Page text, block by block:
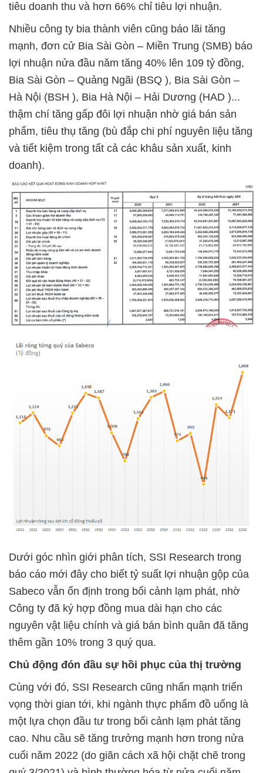
tiêu doanh thu và hơn 66% chỉ tiêu lợi nhuận.
Nhiều công ty bia thành viên cũng báo lãi tăng
mạnh, đơn cử Bia Sài Gòn – Miền Trung (SMB) báo
lợi nhuận nửa đầu năm tăng 40% lên 109 tỷ đồng,
Bia Sài Gòn – Quảng Ngãi (BSQ ), Bia Sài Gòn –
Hà Nội (BSH ), Bia Hà Nội – Hải Dương (HAD )...
thậm chí tăng gấp đôi lợi nhuận nhờ giá bán sản
phẩm, tiêu thụ tăng (bù đắp chi phí nguyên liệu tăng
và tiết kiệm trong tất cả các khâu sản xuất, kinh
doanh).
Dưới góc nhìn giới phân tích, SSI Research trong
báo cáo mới đây cho biết tỷ suất lợi nhuận gộp của
Sabeco vẫn ổn định trong bối cảnh lạm phát, nhờ
Công ty đã ký hợp đồng mua dài hạn cho các
nguyên vật liệu chính và giá bán bình quân đã tăng
thêm gần 10% trong 3 quý qua.
Chủ động đón đầu sự hồi phục của thị trường
Cùng với đó, SSI Research cũng nhấn mạnh triển
vọng thời gian tới, khi ngành thực phẩm đồ uống là
một lựa chọn đầu tư trong bối cảnh lạm phát tăng
cao. Nhu cầu sẽ tăng trưởng mạnh hơn trong nửa
cuối năm 2022 (do giãn cách xã hội chặt chẽ trong